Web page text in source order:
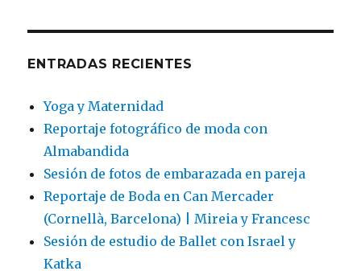
ENTRADAS RECIENTES
Yoga y Maternidad
Reportaje fotográfico de moda con
Almabandida
Sesión de fotos de embarazada en pareja
Reportaje de Boda en Can Mercader
(Cornellà, Barcelona) | Mireia y Francesc
Sesión de estudio de Ballet con Israel y
Katka